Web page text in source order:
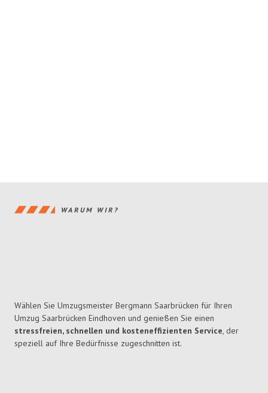
WARUM WIR?
Wählen Sie Umzugsmeister Bergmann Saarbrücken für Ihren
Umzug Saarbrücken Eindhoven und genießen Sie einen
stressfreien, schnellen und kosteneffizienten Service, der
speziell auf Ihre Bedürfnisse zugeschnitten ist.